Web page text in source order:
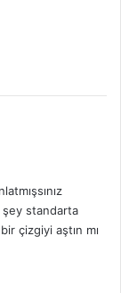
şey standarta
çizgiyi aştın mı